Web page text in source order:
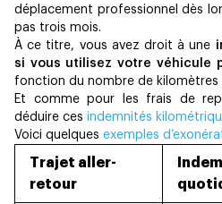
déplacement professionnel dès
pas trois mois.
À ce titre, vous avez droit à une
si vous utilisez votre véhicule
fonction du nombre de kilomètres
Et comme pour les frais de
déduire ces indemnités
Voici quelques exemples
Trajet aller-
retour